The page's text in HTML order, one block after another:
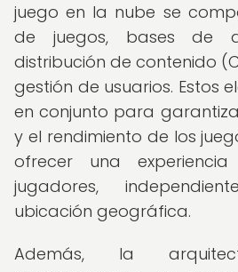
juego en la nube se
de juegos, bases de
distribución de contenido
gestión de usuarios. Estos
en conjunto para
y el rendimiento de los
ofrecer una
jugadores,
ubicación geográfica.
Además, la